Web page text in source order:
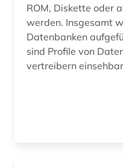
ROM, Diskette oder
werden. Insgesamt
Datenbanken
sind Profile von
vertreibern